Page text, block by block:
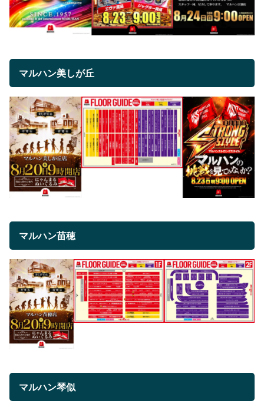
マルハン美しが丘
マルハン苗穂
マルハン琴似